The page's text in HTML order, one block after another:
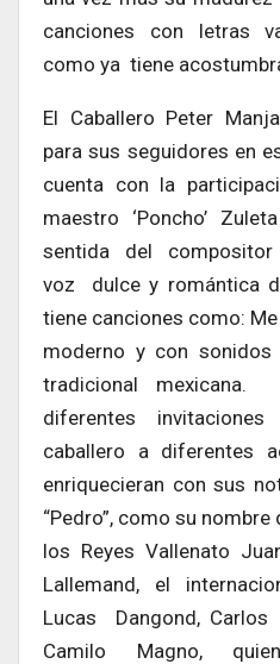
canciones con letras
como ya tiene
El Caballero Peter
para sus seguidores en
cuenta con la
maestro ‘Poncho’
sentida del
voz dulce y romántica
tiene canciones como:
moderno y con
tradicional mexicana.
diferentes
caballero a diferentes
enriquecieran con sus
“Pedro”, como su
los Reyes Vallenato
Lallemand, el
Lucas Dangond, Carlos
Camilo Magno,